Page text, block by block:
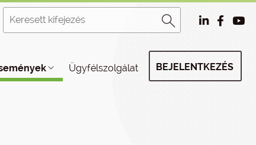
Ügyfélszolgálat BEJELENTKEZÉS